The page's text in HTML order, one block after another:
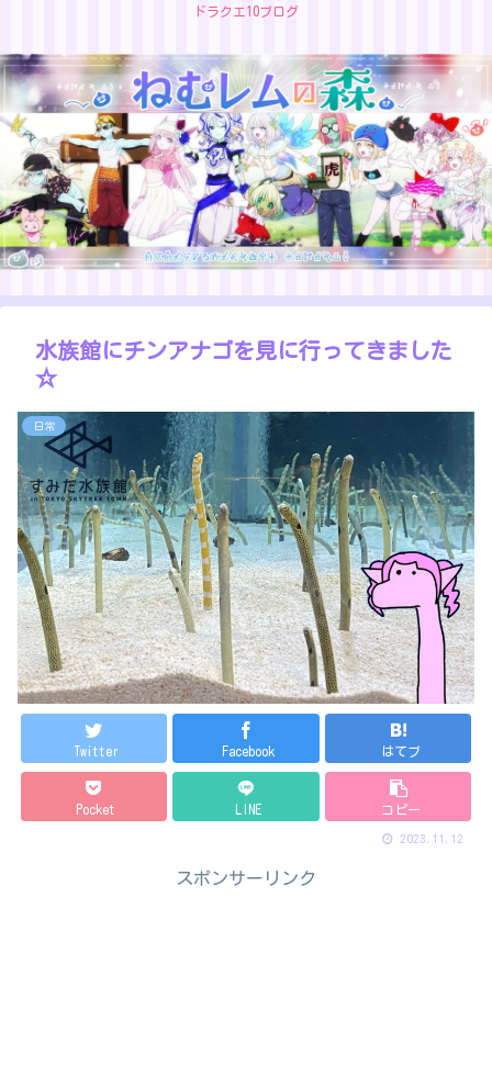
ドラクエ10ブログ
水族館にチンアナゴを見に行ってきました
☆
日常
Twitter Facebook はてブ
Pocket LINE コピー
2023.11.12
スポンサーリンク